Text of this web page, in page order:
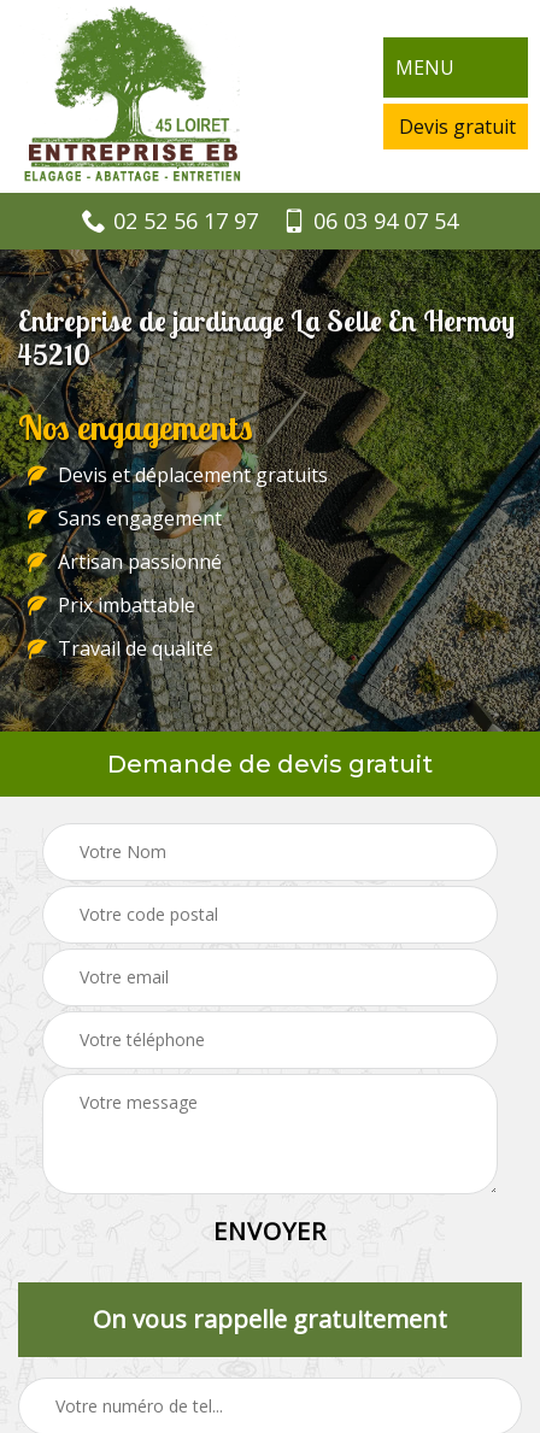
MENU
Devis gratuit
02 52 56 17 97 06 03 94 07 54
Entreprise de jardinage La Selle En Hermoy
45210
Nos engagements
Devis et déplacement gratuits
Sans engagement
Artisan passionné
Prix imbattable
Travail de qualité
Demande de devis gratuit
On vous rappelle gratuitement